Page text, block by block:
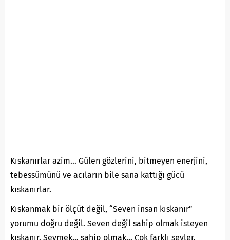
Kıskanırlar azim… Gülen gözlerini, bitmeyen enerjini,
tebessümünü ve acıların bile sana kattığı gücü
kıskanırlar.
Kıskanmak bir ölçüt değil, “Seven insan kıskanır”
yorumu doğru değil. Seven değil sahip olmak isteyen
kıskanır. Sevmek… sahip olmak… Çok farklı şeyler.